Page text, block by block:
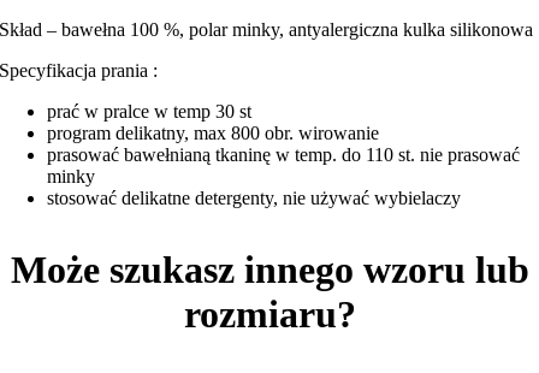
Skład – bawełna 100 %, polar minky, antyalergiczna kulka silikonowa
Specyfikacja prania :
prać w pralce w temp 30 st
program delikatny, max 800 obr. wirowanie
prasować bawełnianą tkaninę w temp. do 110 st. nie prasować
minky
stosować delikatne detergenty, nie używać wybielaczy
Może szukasz innego wzoru lub
rozmiaru?